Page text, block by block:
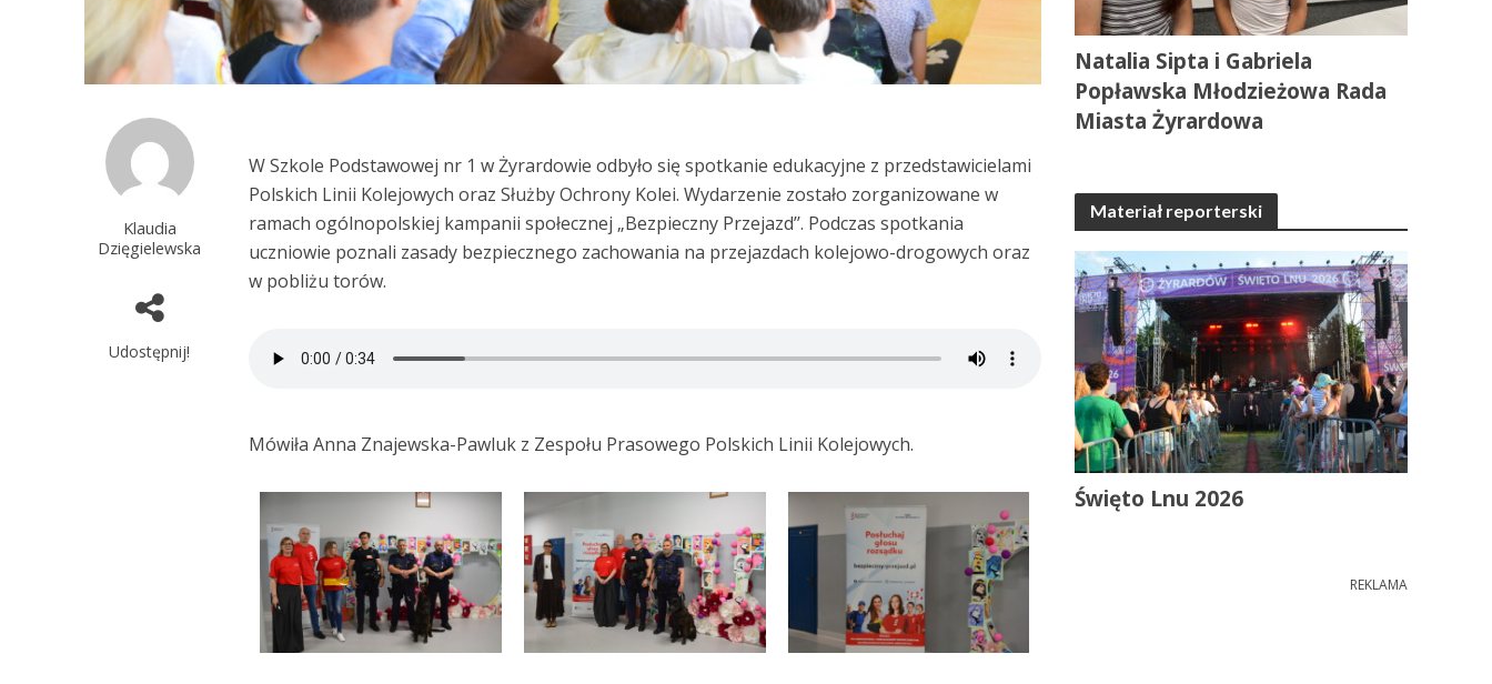
Klaudia
Dzięgielewska
Udostępnij!
W Szkole Podstawowej nr 1 w Żyrardowie odbyło się spotkanie edukacyjne z przedstawicielami
Polskich Linii Kolejowych oraz Służby Ochrony Kolei. Wydarzenie zostało zorganizowane w
ramach ogólnopolskiej kampanii społecznej „Bezpieczny Przejazd’’. Podczas spotkania
uczniowie poznali zasady bezpiecznego zachowania na przejazdach kolejowo-drogowych oraz
w pobliżu torów.
Mówiła Anna Znajewska-Pawluk z Zespołu Prasowego Polskich Linii Kolejowych.
Natalia Sipta i Gabriela
Popławska Młodzieżowa Rada
Miasta Żyrardowa
Materiał reporterski
Święto Lnu 2026
REKLAMA